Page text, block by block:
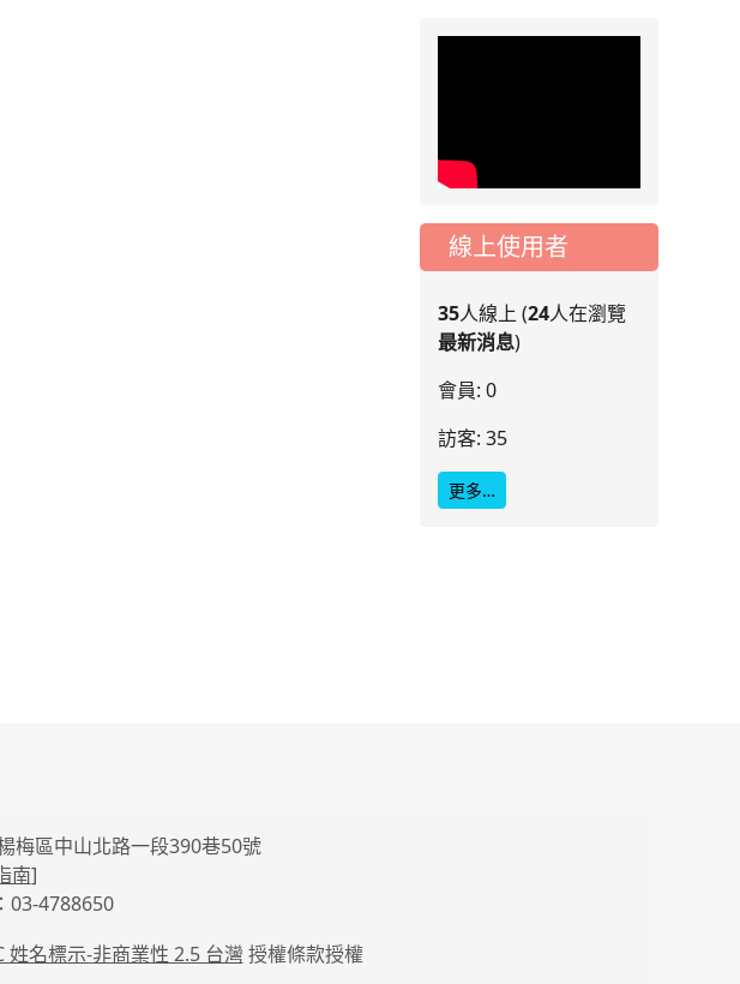
線上使用者
35人線上 (24人在瀏覽
最新消息)
會員: 0
訪客: 35
更多…
區中山北路一段390巷50號
南]
4788650
姓名標示-非商業性 2.5 台灣 授權條款授權